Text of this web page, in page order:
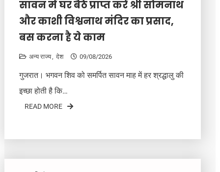
सावन में घर बैठे प्राप्त करें श्री सोमनाथ
और काशी विश्वनाथ मंदिर का प्रसाद,
बस करना है ये काम
अन्य राज्य देश 09/08/2026
गुजरात। भगवन शिव को समर्पित सावन माह में हर श्रद्धालु की
इच्छा होती है कि…
READ MORE